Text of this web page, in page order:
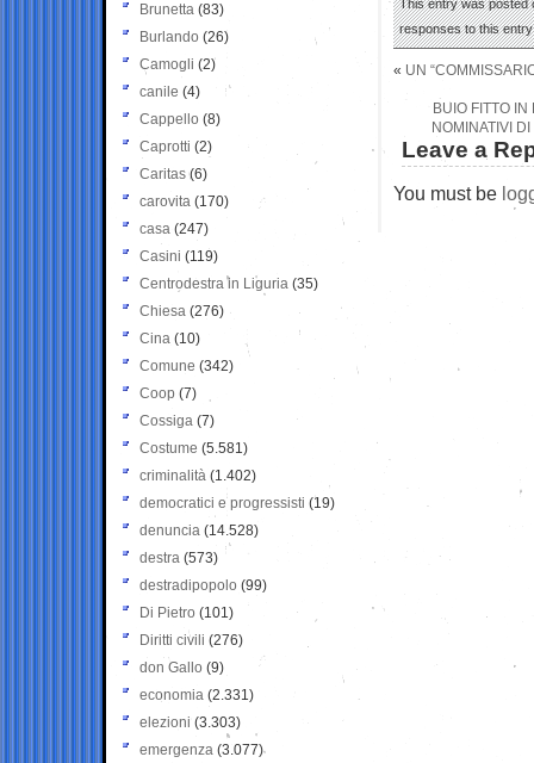
This entry was posted
responses to this
« UN
BUIO FITTO
NOMINATIVI
Leave a
You must be
Brunetta (83)
Burlando (26)
Camogli (2)
canile (4)
Cappello (8)
Caprotti (2)
Caritas (6)
carovita (170)
casa (247)
Casini (119)
Centrodestra in Liguria (35)
Chiesa (276)
Cina (10)
Comune (342)
Coop (7)
Cossiga (7)
Costume (5.581)
criminalità (1.402)
democratici e progressisti (19)
denuncia (14.528)
destra (573)
destradipopolo (99)
Di Pietro (101)
Diritti civili (276)
don Gallo (9)
economia (2.331)
elezioni (3.303)
emergenza (3.077)